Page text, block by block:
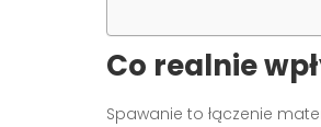
Co realnie
Spawanie to łączenie